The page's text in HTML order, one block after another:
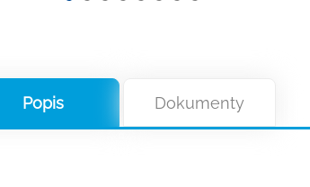
Popis Dokumenty